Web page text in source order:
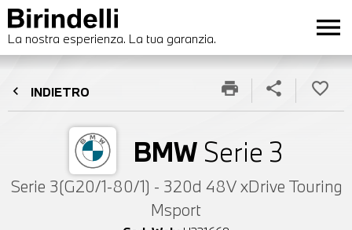
La nostra esperienza. La tua garanzia. menu
chevron_left INDIETRO
BMW Serie 3
Serie 3(G20/1-80/1) - 320d 48V xDrive Touring
Msport
print share favorite_border